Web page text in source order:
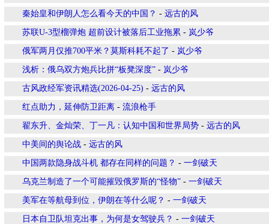
秦始皇和伊朗人怎么看今天的中国？ - 远古的风
苏联U-3型榴弹炮 超前设计被落后工业拖累 - 岚少爷
俄军两月仅推700平米？莫斯科耗不起了 - 岚少爷
浅析：俄乌双方炮兵比拼“板凳深度” - 岚少爷
古风政经军资讯精选(2026-04-25) - 远古的风
红点助力，延伸防卫距离 - 流浪枪手
翟东升、金灿荣、丁一凡：认知中国和世界局势 - 远古的风
中美间的舆论战 - 远古的风
中国两款隐身战斗机 都存在同样的问题？ - 一剑破天
乌克兰制造了一个可能摧毁俄罗斯的“怪物” - 一剑破天
美军在等航母到位，伊朗在等什么呢？ - 一剑破天
日本自卫队坦克出事，为何是女驾驶兵？ - 一剑破天